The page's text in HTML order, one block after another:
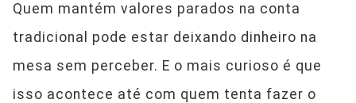
Quem mantém valores parados na conta
tradicional pode estar deixando dinheiro na
mesa sem perceber. E o mais curioso é que
isso acontece até com quem tenta fazer o